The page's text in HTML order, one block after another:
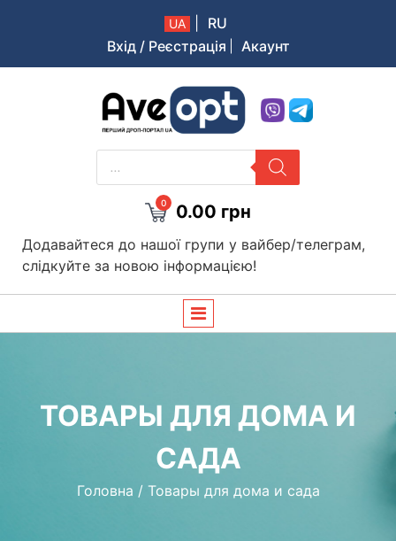
UA
RU
Вхід / Реєстрація
Акаунт
Aveopt – оптова дропшипінг платформа в Україні
PRODUCTS
SEARCH
0 0.00 грн
Додавайтеся до нашої групи у вайбер/телеграм,
слідкуйте за новою інформацією!
ТОВАРЫ ДЛЯ ДОМА И
САДА
Головна / Товары для дома и сада